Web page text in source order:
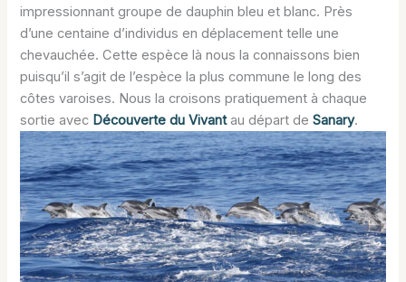
impressionnant groupe de dauphin bleu et blanc. Près
d’une centaine d’individus en déplacement telle une
chevauchée. Cette espèce là nous la connaissons bien
puisqu’il s’agit de l’espèce la plus commune le long des
côtes varoises. Nous la croisons pratiquement à chaque
sortie avec Découverte du Vivantau départ deSanary.